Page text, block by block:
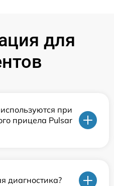
для
при
прицела Pulsar
диагностика?